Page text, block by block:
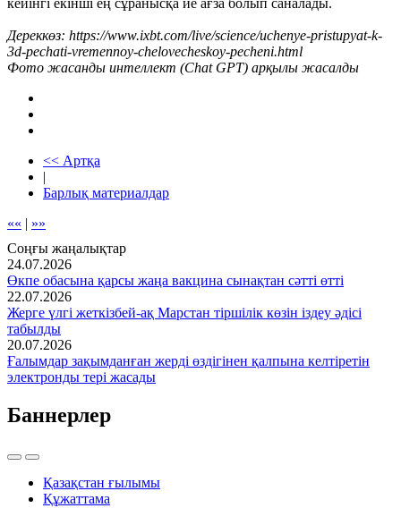
Дереккөз: https://www.ixbt.com/live/science/uchenye-pristupyat-k-
3d-pechati-vremennoy-chelovecheskoy-pecheni.html
Фото жасанды интеллект (Chat GPT) арқылы жасалды
<< Артқа
|
Барлық материалдар
«« | »»
Соңғы жаңалықтар
24.07.2026
Өкпе обасына қарсы жаңа вакцина сынақтан сәтті өтті
22.07.2026
Жерге үлгі жеткізбей-ақ Марстан тіршілік көзін іздеу әдісі
табылды
20.07.2026
Ғалымдар зақымданған жерді өздігінен қалпына келтіретін
электронды тері жасады
Баннерлер
Қазақстан ғылымы
Құжаттама